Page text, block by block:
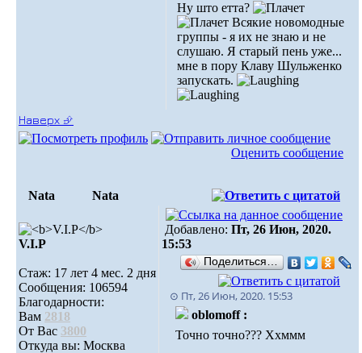
Ну што етта?
Всякие новомодные
группы - я их не знаю и не
слушаю. Я старый пень уже...
мне в пору Клаву Шульженко
запускать.
Наверх ⮵
Оценить сообщение
Nata Nata
V.I.Р
Стаж: 17 лет 4 мес. 2 дня
Сообщения: 106594
Благодарности:
Вам 2818
От Вас 3800
Откуда вы: Москва
Добавлено: Пт, 26 Июн, 2020.
15:53
Поделиться…
⊙ Пт, 26 Июн, 2020. 15:53
oblomoff :
Точно точно??? Ххммм